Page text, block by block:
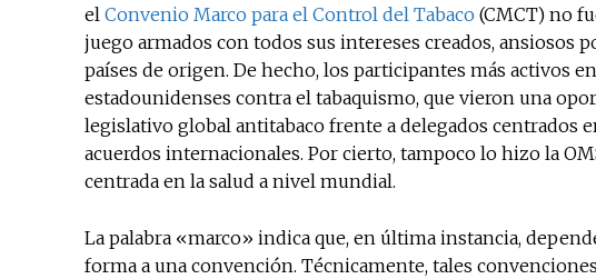
el Convenio Marco para el Control del Tabaco (CMCT) no
juego armados con todos sus intereses creados, ansiosos
países de origen. De hecho, los participantes más activos
estadounidenses contra el tabaquismo, que vieron una
legislativo global antitabaco frente a delegados centrados
acuerdos internacionales. Por cierto, tampoco lo hizo la
centrada en la salud a nivel mundial.
La palabra «marco» indica que, en última instancia,
forma a una convención. Técnicamente, tales